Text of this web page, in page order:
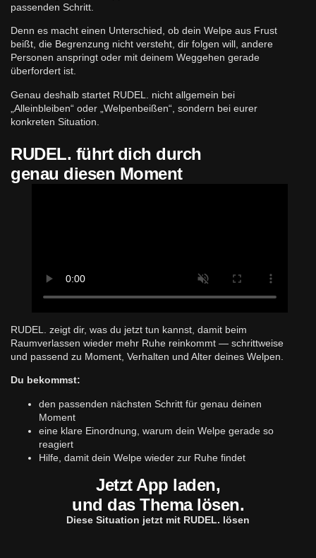
passenden Schritt.
Denn es macht einen Unterschied, ob dein Welpe aus Frust
beißt, die Begrenzung nicht versteht, dir folgen will, andere
Personen anspringt oder mit deinem Weggehen gerade
überfordert ist.
Genau deshalb startet RUDEL. nicht allgemein bei
„Alleinbleiben“ oder „Welpenbeißen“, sondern bei eurer
konkreten Situation.
RUDEL. führt dich durch
genau diesen Moment
RUDEL. zeigt dir, was du jetzt tun kannst, damit beim
Raumverlassen wieder mehr Ruhe reinkommt — schrittweise
und passend zu Moment, Verhalten und Alter deines Welpen.
Du bekommst:
den passenden nächsten Schritt für genau deinen
Moment
eine klare Einordnung, warum dein Welpe gerade so
reagiert
Hilfe, damit dein Welpe wieder zur Ruhe findet
Jetzt App laden,
und das Thema lösen.
Diese Situation jetzt mit RUDEL. lösen